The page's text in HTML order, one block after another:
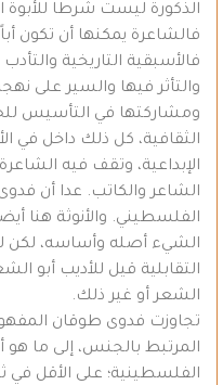
الذكورة ليست شرطا للأبوة
فالشاعرة يمكنها أن تكون
فالأسبقية التاريخية والتأدب
والتأثر فيها والسير على
ومشاركتها في التأسيس
الثقافية، كل ذلك داخل في
الإبداعية، وتقف فيه
الشاعر والكاتب. عدا أن
الفلسطيني. والأنوثة هنا
الشيء أصله وأساسه، لكن
التقابلية قيل للأديب أبو
الشعر أو غير ذلك.
تجاوزت فدوى طوقان
المرتبط بالجنس، إلى ما هو
الفلسطينية؛ على الأقل